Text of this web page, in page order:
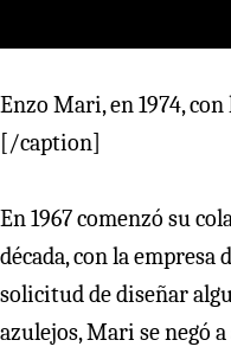
Enzo Mari, en 1974,
[/caption]
En 1967 comenzó su
década, con la empresa
solicitud de diseñar
azulejos, Mari se negó